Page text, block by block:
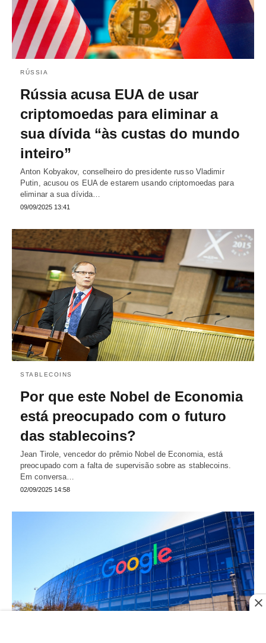
RÚSSIA
Rússia acusa EUA de usar
criptomoedas para eliminar a
sua dívida “às custas do mundo
inteiro”
Anton Kobyakov, conselheiro do presidente russo Vladimir
Putin, acusou os EUA de estarem usando criptomoedas para
eliminar a sua dívida…
09/09/2025 13:41
STABLECOINS
Por que este Nobel de Economia
está preocupado com o futuro
das stablecoins?
Jean Tirole, vencedor do prêmio Nobel de Economia, está
preocupado com a falta de supervisão sobre as stablecoins.
Em conversa…
02/09/2025 14:58